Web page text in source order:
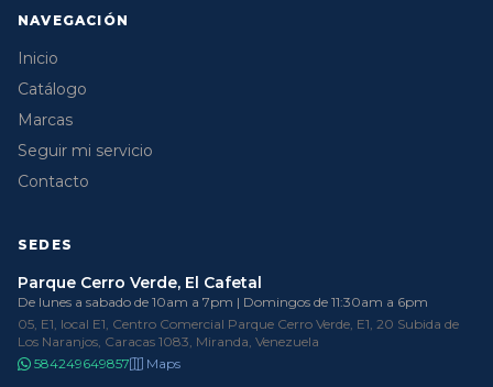
NAVEGACIÓN
Inicio
Catálogo
Marcas
Seguir mi servicio
Contacto
SEDES
Parque Cerro Verde, El Cafetal
De lunes a sabado de 10am a 7pm | Domingos de 11:30am a 6pm
05, E1, local E1, Centro Comercial Parque Cerro Verde, E1, 20 Subida de
Los Naranjos, Caracas 1083, Miranda, Venezuela
584249649857
Maps